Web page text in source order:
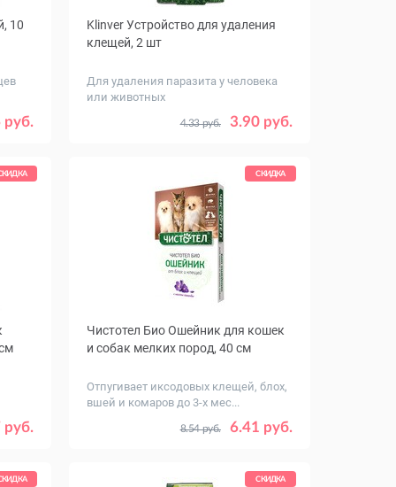
10
руб.
Klinver Устройство для удаления
клещей, 2 шт
Для удаления паразита у человека
или животных
3.90 руб.
4.33 руб.
руб.
СКИДКА
Чистотел Био Ошейник для кошек
и собак мелких пород, 40 см
Отпугивает иксодовых клещей, блох,
вшей и комаров до 3-х мес...
6.41 руб.
8.54 руб.
СКИДКА